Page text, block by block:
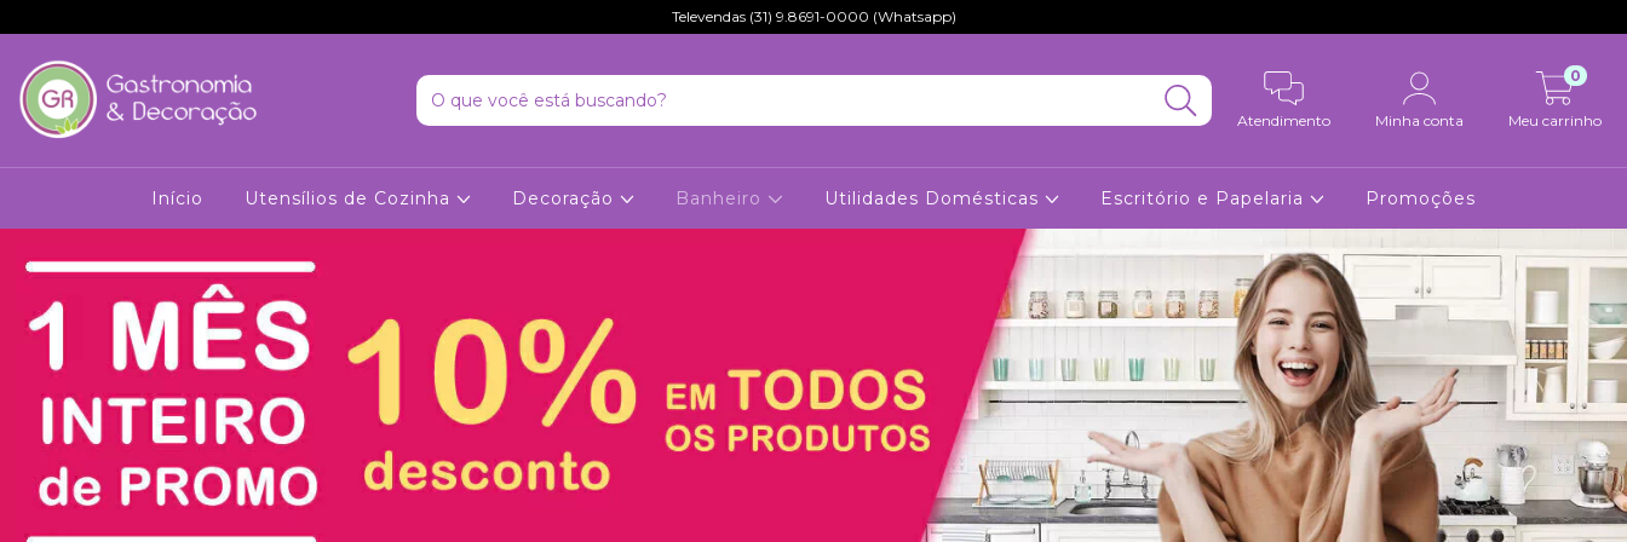
Televendas (31) 9.8691-0000 (Whatsapp)
Atendimento Minha conta Meu carrinho
0
Início Utensílios de Cozinha Decoração Banheiro Utilidades Domésticas Escritório e Papelaria Promoções